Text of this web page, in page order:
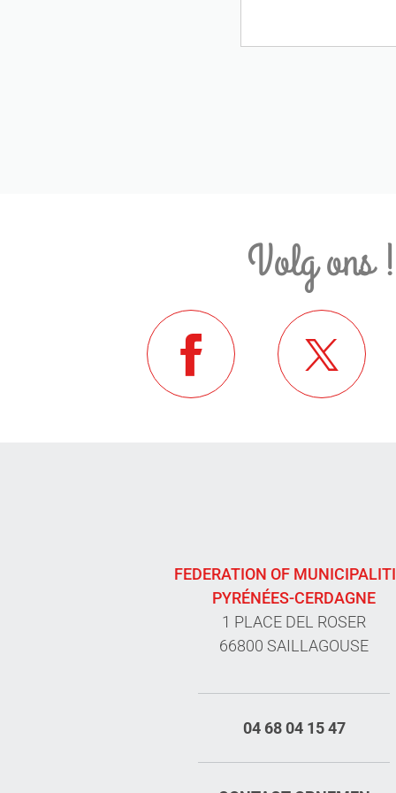
Volg ons !
FEDERATION OF
PYRÉNÉES-CERDAGNE
1 PLACE DEL ROSER
66800 SAILLAGOUSE
04 68 04 15 47